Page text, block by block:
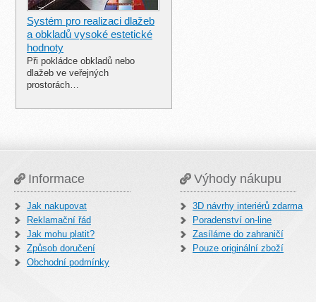
Systém pro realizaci dlažeb
a obkladů vysoké estetické
hodnoty
Při pokládce obkladů nebo
dlažeb ve veřejných
prostorách…
Informace
Jak nakupovat
Reklamační řád
Jak mohu platit?
Způsob doručení
Obchodní podmínky
Výhody nákupu
3D návrhy interiérů zdarma
Poradenství on-line
Zasíláme do zahraničí
Pouze originální zboží